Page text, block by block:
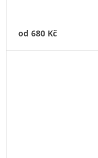
od 680 Kč